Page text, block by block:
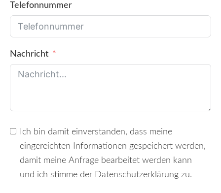
Telefonnummer
Nachricht
Ich bin damit einverstanden, dass meine
eingereichten Informationen gespeichert werden,
damit meine Anfrage bearbeitet werden kann
und ich stimme der Datenschutzerklärung zu.